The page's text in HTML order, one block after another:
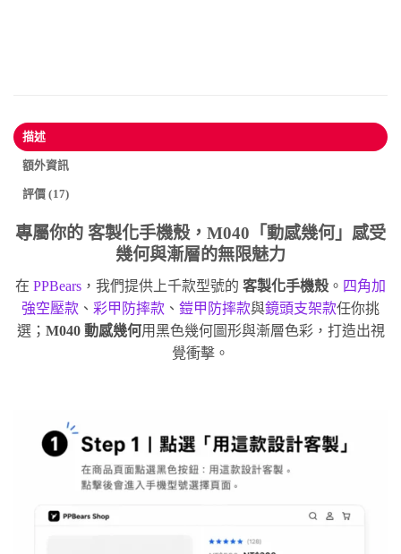
描述
額外資訊
評價 (17)
專屬你的 客製化手機殼，M040「動感幾何」感受
幾何與漸層的無限魅力
在 PPBears ，我們提供上千款型號的 客製化手機殼 。 四角加
強空壓款 、 彩甲防摔款 、 鎧甲防摔款與鏡頭支架款任你挑
選； M040 動感幾何用黑色幾何圖形與漸層色彩，打造出視
覺衝擊。